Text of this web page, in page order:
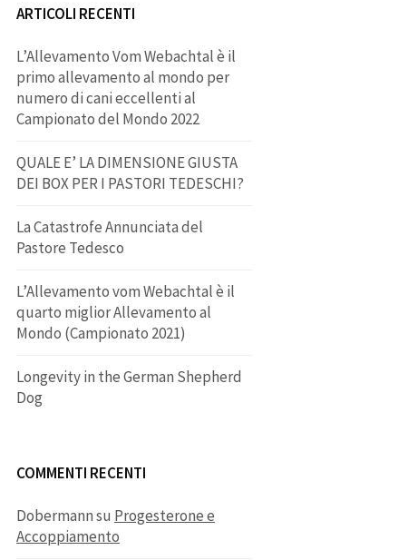
ARTICOLI RECENTI
L’Allevamento Vom Webachtal è il
primo allevamento al mondo per
numero di cani eccellenti al
Campionato del Mondo 2022
QUALE E’ LA DIMENSIONE GIUSTA
DEI BOX PER I PASTORI TEDESCHI?
La Catastrofe Annunciata del
Pastore Tedesco
L’Allevamento vom Webachtal è il
quarto miglior Allevamento al
Mondo (Campionato 2021)
Longevity in the German Shepherd
Dog
COMMENTI RECENTI
Dobermannsu Progesterone e
Accoppiamento